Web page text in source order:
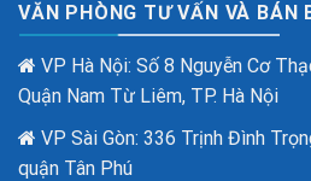
VĂN PHÒNG TƯ VẤN VÀ BÁN
VP Hà Nội: Số 8 Nguyễn Cơ
Quận Nam Từ Liêm, TP. Hà Nội
VP Sài Gòn: 336 Trịnh Đình
quận Tân Phú